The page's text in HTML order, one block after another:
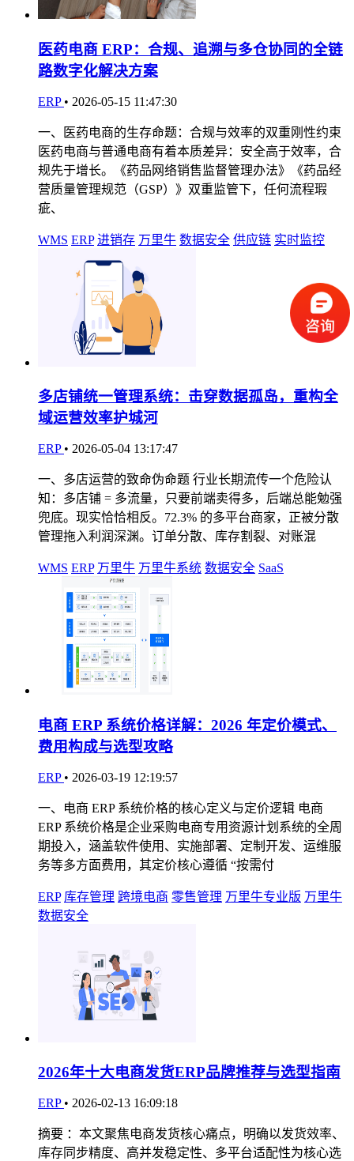
医药电商 ERP：合规、追溯与多仓协同的全链
路数字化解决方案
ERP • 2026-05-15 11:47:30
一、医药电商的生存命题：合规与效率的双重刚性约束
医药电商与普通电商有着本质差异：安全高于效率，合
规先于增长。《药品网络销售监督管理办法》《药品经
营质量管理规范（GSP）》双重监管下，任何流程瑕
疵、
WMS ERP 进销存 万里牛 数据安全 供应链 实时监控
多店铺统一管理系统：击穿数据孤岛，重构全
域运营效率护城河
ERP • 2026-05-04 13:17:47
一、多店运营的致命伪命题 行业长期流传一个危险认
知：多店铺 = 多流量，只要前端卖得多，后端总能勉强
兜底。现实恰恰相反。72.3% 的多平台商家，正被分散
管理拖入利润深渊。订单分散、库存割裂、对账混
WMS ERP 万里牛 万里牛系统 数据安全 SaaS
电商 ERP 系统价格详解：2026 年定价模式、
费用构成与选型攻略
ERP • 2026-03-19 12:19:57
一、电商 ERP 系统价格的核心定义与定价逻辑 电商
ERP 系统价格是企业采购电商专用资源计划系统的全周
期投入，涵盖软件使用、实施部署、定制开发、运维服
务等多方面费用，其定价核心遵循 “按需付
ERP 库存管理 跨境电商 零售管理 万里牛专业版 万里牛
数据安全
2026年十大电商发货ERP品牌推荐与选型指南
ERP • 2026-02-13 16:09:18
摘要 ：本文聚焦电商发货核心痛点，明确以发货效率、
库存同步精度、高并发稳定性、多平台适配性为核心选